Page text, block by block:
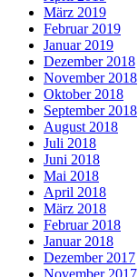
März 2019
Februar 2019
Januar 2019
Dezember 2018
November 2018
Oktober 2018
September 2018
August 2018
Juli 2018
Juni 2018
Mai 2018
April 2018
März 2018
Februar 2018
Januar 2018
Dezember 2017